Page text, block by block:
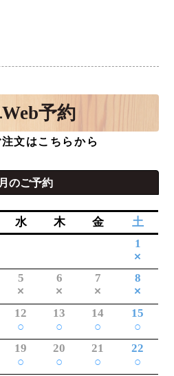
Web予約
文はこちらから
のご予約
水 木 金
土
1
×
5
×
6
×
7
×
8
×
12
○
13
○
14
○
15
○
19
○
20
○
21
○
22
○